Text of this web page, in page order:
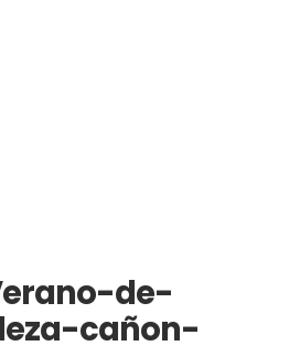
de-
cañon-